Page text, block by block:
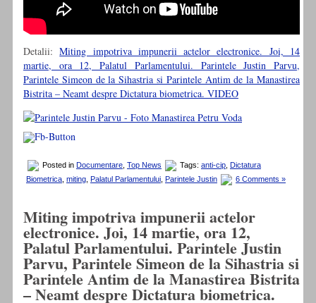
Detalii:Miting impotriva impunerii actelor electronice. Joi, 14
martie, ora 12, Palatul Parlamentului. Parintele Justin Parvu,
Parintele Simeon de la Sihastria si Parintele Antim de la Manastirea
Bistrita – Neamt despre Dictatura biometrica. VIDEO
Posted in Documentare Top News Tags: anti-cip Dictatura
Biometrica miting Palatul Parlamentului Parintele Justin 6 Comments »
Miting impotriva impunerii actelor
electronice. Joi, 14 martie, ora 12,
Palatul Parlamentului. Parintele Justin
Parvu, Parintele Simeon de la Sihastria si
Parintele Antim de la Manastirea Bistrita
– Neamt despre Dictatura biometrica.